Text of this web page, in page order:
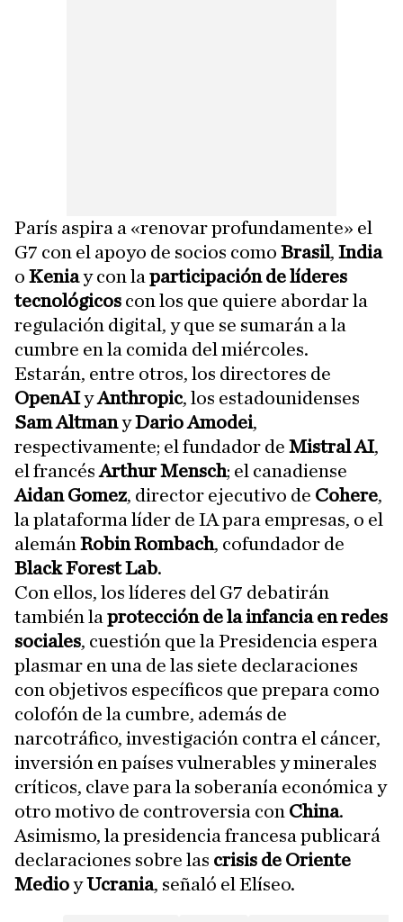
París aspira a «renovar profundamente» el
G7 con el apoyo de socios como Brasil, India
o Keniay con la participación de líderes
tecnológicos con los que quiere abordar la
regulación digital, y que se sumarán a la
cumbre en la comida del miércoles.
Estarán, entre otros, los directores de
OpenAIyAnthropic, los estadounidenses
Sam AltmanyDario Amodei,
respectivamente; el fundador de Mistral AI,
el francésArthur Mensch; el canadiense
Aidan Gomez, director ejecutivo de Cohere,
la plataforma líder de IA para empresas, o el
alemán Robin Rombach, cofundador de
Black Forest Lab.
Con ellos, los líderes del G7 debatirán
también la protección de la infancia en redes
sociales, cuestión que la Presidencia espera
plasmar en una de las siete declaraciones
con objetivos específicos que prepara como
colofón de la cumbre, además de
narcotráfico, investigación contra el cáncer,
inversión en países vulnerables y minerales
críticos, clave para la soberanía económica y
otro motivo de controversia con China.
Asimismo, la presidencia francesa publicará
declaraciones sobre las crisis de Oriente
MedioyUcrania, señaló el Elíseo.